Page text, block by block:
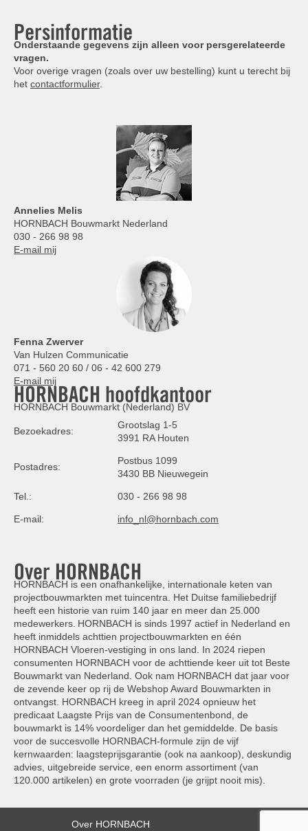
Persinformatie
Onderstaande gegevens zijn alleen voor persgerelateerde
vragen.
Voor overige vragen (zoals over uw bestelling) kunt u terecht bij
het contactformulier.
Annelies Melis
HORNBACH Bouwmarkt Nederland
030 - 266 98 98
E-mail mij
Fenna Zwerver
Van Hulzen Communicatie
071 - 560 20 60 / 06 - 42 600 279
E-mail mij
HORNBACH hoofdkantoor
HORNBACH Bouwmarkt (Nederland) BV
Bezoekadres:
Grootslag 1-5
3991 RA Houten
Postadres:
Postbus 1099
3430 BB Nieuwegein
Tel.: 030 - 266 98 98
E-mail: info_nl@hornbach.com
Over HORNBACH
HORNBACH is een onafhankelijke, internationale keten van
projectbouwmarkten met tuincentra. Het Duitse familiebedrijf
heeft een historie van ruim 140 jaar en meer dan 25.000
medewerkers. HORNBACH is sinds 1997 actief in Nederland en
heeft inmiddels achttien projectbouwmarkten en één
HORNBACH Vloeren-vestiging in ons land. In 2024 riepen
consumenten HORNBACH voor de achttiende keer uit tot Beste
Bouwmarkt van Nederland. Ook nam HORNBACH dat jaar voor
de zevende keer op rij de Webshop Award Bouwmarkten in
ontvangst. HORNBACH kreeg in april 2024 opnieuw het
predicaat Laagste Prijs van de Consumentenbond, de
bouwmarkt is 14% voordeliger dan het gemiddelde. De basis
voor de succesvolle HORNBACH-formule zijn de vijf
kernwaarden: laagsteprijsgarantie (ook na aankoop), deskundig
advies, uitgebreide service, een enorm assortiment (van
120.000 artikelen) en grote voorraden (je grijpt nooit mis).
Over HORNBACH